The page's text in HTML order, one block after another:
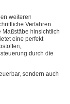
weiteren
Verfahren
Maßstäbe hinsichtlich
eine perfekt
durch die
sondern auch